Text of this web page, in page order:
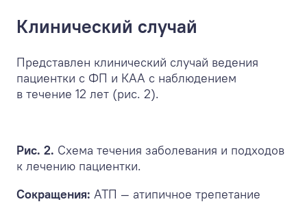
Клинический случай
Представлен клинический случай ведения
пациентки с ФП и КАА с наблюдением
в течение 12 лет (рис. 2).
Рис. 2. Схема течения заболевания и подходов
к лечению пациентки.
Сокращения: АТП — атипичное трепетание